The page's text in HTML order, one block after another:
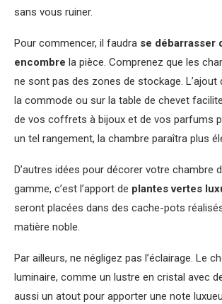
sans vous ruiner.
Pour commencer, il faudra se débarrasser
encombre la pièce. Comprenez que les
ne sont pas des zones de stockage. L’ajout
la commode ou sur la table de chevet
de vos coffrets à bijoux et de vos parfums
un tel rangement, la chambre paraîtra plus
D’autres idées pour décorer votre chambre
gamme, c’est l’apport de plantes vertes
seront placées dans des cache-pots
matière noble.
Par ailleurs, ne négligez pas l’éclairage. Le
luminaire, comme un lustre en cristal avec
aussi un atout pour apporter une note